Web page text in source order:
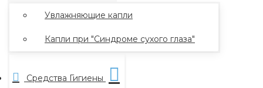
Увлажняющие капли
Капли при "Синдроме сухого глаза"
Средства Гигиены